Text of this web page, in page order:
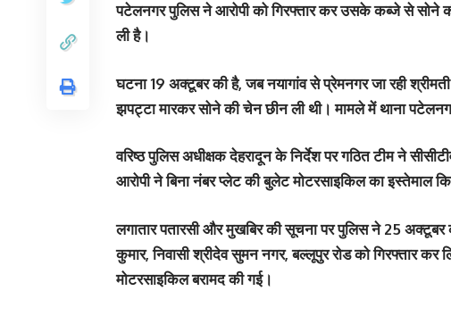
पटेलनगर पुलिस ने आरोपी को गिरफ्तार कर उसके कब्जे से सोने
ली है।
घटना 19 अक्टूबर की है, जब नयागांव से प्रेमनगर जा रही
झपट्टा मारकर सोने की चेन छीन ली थी। मामले में थाना
वरिष्ठ पुलिस अधीक्षक देहरादून के निर्देश पर गठित टीम ने
आरोपी ने बिना नंबर प्लेट की बुलेट मोटरसाइकिल का इस्तेमाल
लगातार पतारसी और मुखबिर की सूचना पर पुलिस ने 25
कुमार, निवासी श्रीदेव सुमन नगर, बल्लूपुर रोड को गिरफ्तार
मोटरसाइकिल बरामद की गई।